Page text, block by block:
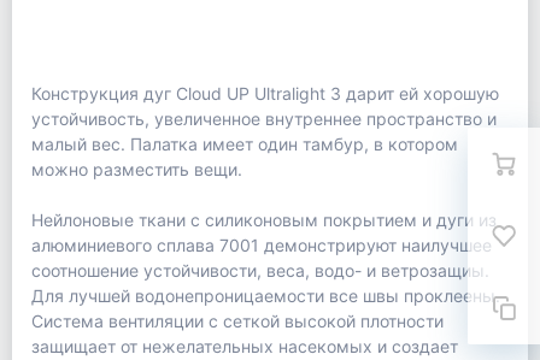
Конструкция дуг Cloud UP Ultralight 3 дарит ей хорошую
устойчивость, увеличенное внутреннее пространство и
малый вес. Палатка имеет один тамбур, в котором
можно разместить вещи.
Нейлоновые ткани с силиконовым покрытием и дуги из
алюминиевого сплава 7001 демонстрируют наилучшее
соотношение устойчивости, веса, водо- и ветрозащиы.
Для лучшей водонепроницаемости все швы проклеены.
Система вентиляции с сеткой высокой плотности
защищает от нежелательных насекомых и создает